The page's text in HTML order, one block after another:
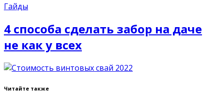
Гайды
4 способа сделать забор на даче
не как у всех
Читайте также